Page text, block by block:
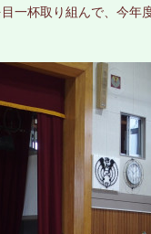
一杯取り組んで、今年